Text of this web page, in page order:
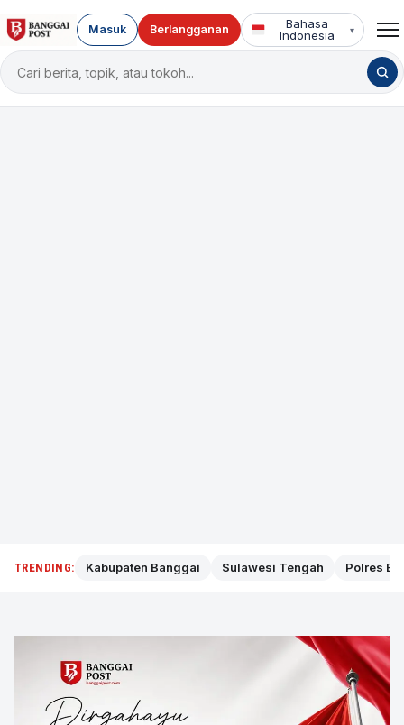
Cari
berita
Masuk Berlangganan
Bahasa
Indonesia
▾
TRENDING: Kabupaten Banggai Sulawesi Tengah Polres